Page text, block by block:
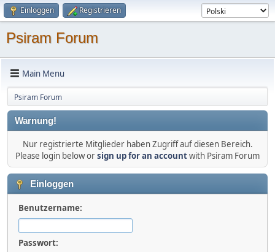
Einloggen Registrieren
Psiram Forum
Main Menu
Psiram Forum
Warnung!
Nur registrierte Mitglieder haben Zugriff auf diesen Bereich.
Please login below orsign up for an accountwith Psiram Forum
Einloggen
Benutzername:
Passwort: